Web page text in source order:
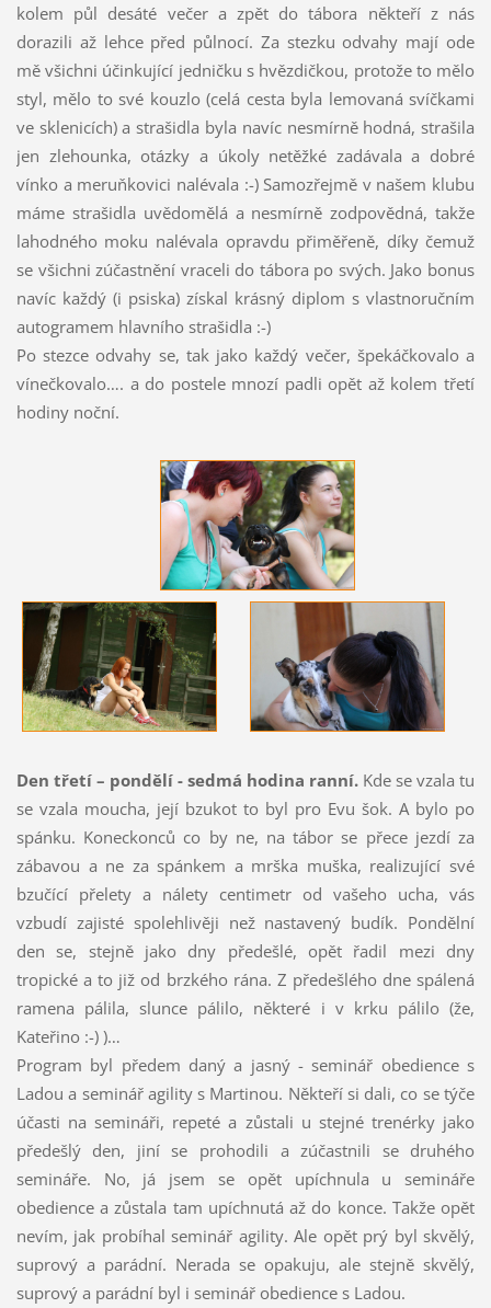
kolem půl desáté večer a zpět do tábora někteří z nás
dorazili až lehce před půlnocí. Za stezku odvahy mají ode
mě všichni účinkující jedničku s hvězdičkou, protože to mělo
styl, mělo to své kouzlo (celá cesta byla lemovaná svíčkami
ve sklenicích) a strašidla byla navíc nesmírně hodná, strašila
jen zlehounka, otázky a úkoly netěžké zadávala a dobré
vínko a meruňkovici nalévala :-) Samozřejmě v našem klubu
máme strašidla uvědomělá a nesmírně zodpovědná, takže
lahodného moku nalévala opravdu přiměřeně, díky čemuž
se všichni zúčastnění vraceli do tábora po svých. Jako bonus
navíc každý (i psiska) získal krásný diplom s vlastnoručním
autogramem hlavního strašidla :-)
Po stezce odvahy se, tak jako každý večer, špekáčkovalo a
vínečkovalo…. a do postele mnozí padli opět až kolem třetí
hodiny noční.
Den třetí – pondělí - sedmá hodina ranní. Kde se vzala tu
se vzala moucha, její bzukot to byl pro Evu šok. A bylo po
spánku. Koneckonců co by ne, na tábor se přece jezdí za
zábavou a ne za spánkem a mrška muška, realizující své
bzučící přelety a nálety centimetr od vašeho ucha, vás
vzbudí zajisté spolehlivěji než nastavený budík. Pondělní
den se, stejně jako dny předešlé, opět řadil mezi dny
tropické a to již od brzkého rána. Z předešlého dne spálená
ramena pálila, slunce pálilo, některé i v krku pálilo (že,
Kateřino :-) )…
Program byl předem daný a jasný - seminář obedience s
Ladou a seminář agility s Martinou. Někteří si dali, co se týče
účasti na semináři, repeté a zůstali u stejné trenérky jako
předešlý den, jiní se prohodili a zúčastnili se druhého
semináře. No, já jsem se opět upíchnula u semináře
obedience a zůstala tam upíchnutá až do konce. Takže opět
nevím, jak probíhal seminář agility. Ale opět prý byl skvělý,
suprový a parádní. Nerada se opakuju, ale stejně skvělý,
suprový a parádní byl i seminář obedience s Ladou.